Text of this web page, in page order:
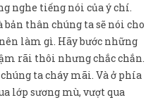
nghe tiếng nói của ý chí.
thân chúng ta sẽ nói cho
làm gì. Hãy bước những
rãi thôi nhưng chắc chắn.
ta cháy mãi. Và ở phía
lớp sương mù, vượt qua